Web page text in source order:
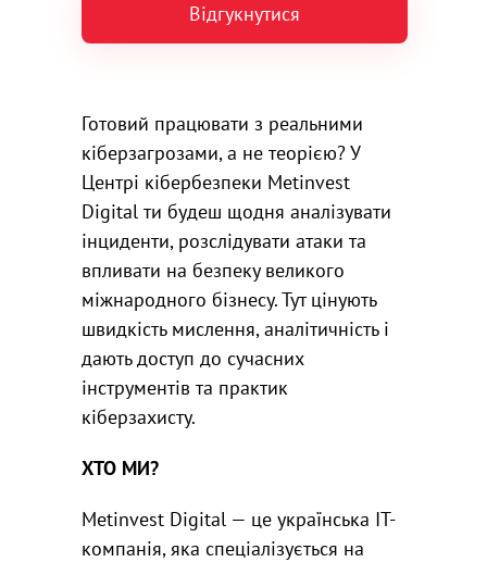
Відгукнутися
Готовий працювати з реальними
кіберзагрозами, а не теорією? У
Центрі кібербезпеки Metinvest
Digital ти будеш щодня аналізувати
інциденти, розслідувати атаки та
впливати на безпеку великого
міжнародного бізнесу. Тут цінують
швидкість мислення, аналітичність і
дають доступ до сучасних
інструментів та практик
кіберзахисту.
ХТО МИ?
Metinvest Digital — це українська ІТ-
компанія, яка спеціалізується на